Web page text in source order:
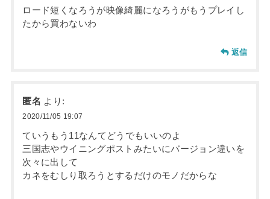
ロード短くなろうが映像綺麗になろうがもうプレイし
たから買わないわ
返信
匿名 より:
2020/11/05 19:07
ていうもう11なんてどうでもいいのよ
三国志やウイニングポストみたいにバージョン違いを
次々に出して
カネをむしり取ろうとするだけのモノだからな